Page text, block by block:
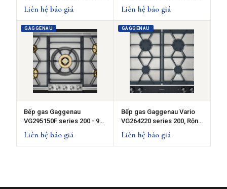
cm
Liên hệ báo giá
cm
Liên hệ báo giá
GAGGENAU
Bếp gas Gaggenau
VG295150F series 200 - 90
cm
Liên hệ báo giá
GAGGENAU
Bếp gas Gaggenau Vario
VG264220 series 200, Rộng
60 cm
Liên hệ báo giá